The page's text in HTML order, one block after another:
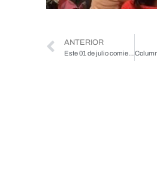
ANTERIOR
Este 01 de julio comienzan a regir las nuevas Tablas de Mortalidad para el cálculo de la pensión